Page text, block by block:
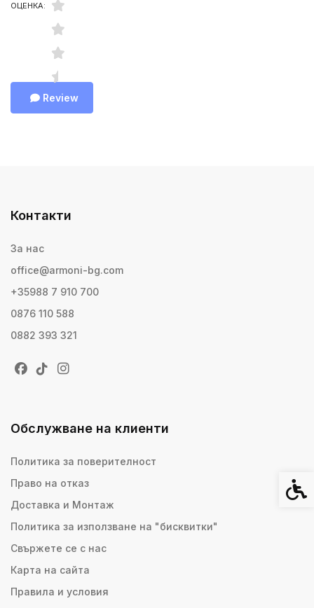
ОЦЕНКА:
Review
Контакти
За нас
office@armoni-bg.com
+35988 7 910 700
0876 110 588
0882 393 321
Обслужване на клиенти
Политика за поверителност
Право на отказ
Доставка и Монтаж
Политика за използване на "бисквитки"
Свържете се с нас
Карта на сайта
Правила и условия